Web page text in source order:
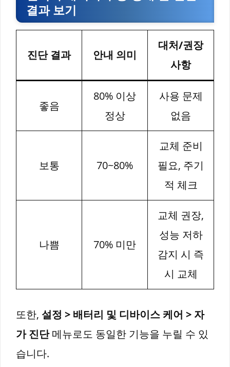
결과 보기
진단 결과 안내 의미
대처/권장
사항
좋음
80% 이상
정상
사용 문제
없음
보통 70~80%
교체 준비
필요, 주기
적 체크
나쁨 70% 미만
교체 권장,
성능 저하
감지 시 즉
시 교체
또한, 설정 > 배터리 및 디바이스 케어 > 자
가 진단메뉴로도 동일한 기능을 누릴 수 있
습니다.